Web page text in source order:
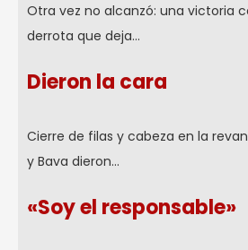
Otra vez no alcanzó: una victoria
derrota que deja…
Dieron la cara
Cierre de filas y cabeza en la
y Bava dieron…
«Soy el responsable»